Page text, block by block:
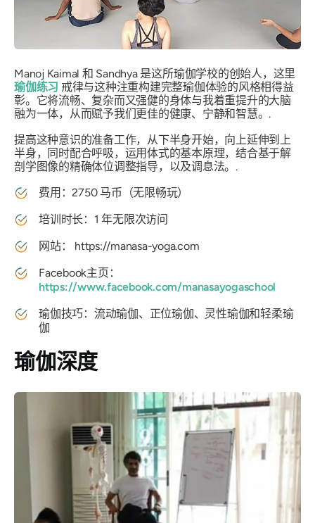
Manoj Kaimal 和 Sandhya 是这所瑜伽学校的创始人，这里
瑜伽练习 戒律与这种注重构建完整瑜伽体验的风格相得益
彰。它将流畅、复杂而又强健的身体与我着重提升的大脑
融为一体，从而赋予我们更佳的健康、宁静和智慧。.
提高这种意识的准备工作，从下半身开始，向上延伸到上
半身，同时配合呼吸，运用体式的基本原理，结合基于解
剖学图像的精确体位调整指导，以及调息法。.
费用：2750 马币（无限畅玩）
培训时长：1 年无限次访问
网站：
https://manasa-yoga.com
Facebook主页：
https://www.facebook.com/manasayogaschool
瑜伽技巧：流动瑜伽、正位瑜伽、灵性瑜伽和轻柔瑜
伽
瑜伽深度